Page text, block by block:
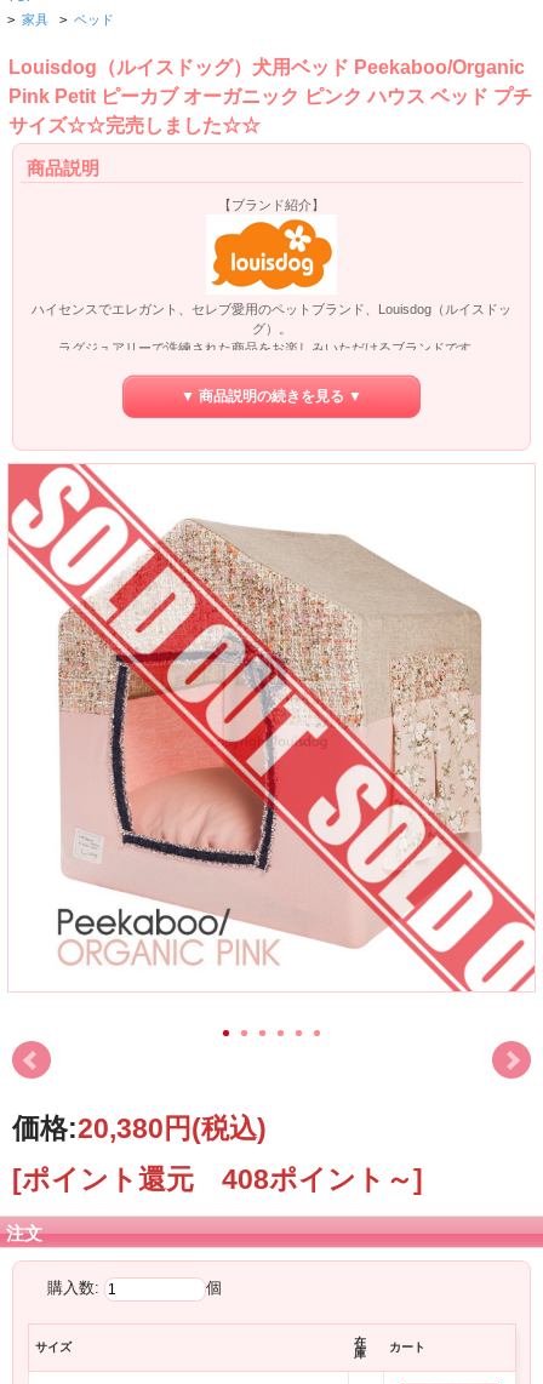
> 家具 > ベッド
Louisdog（ルイスドッグ）犬用ベッド Peekaboo/Organic
Pink Petit ピーカブ オーガニック ピンク ハウス ベッド プチ
サイズ☆☆完売しました☆☆
商品説明
【ブランド紹介】
ハイセンスでエレガント、セレブ愛用のペットブランド、Louisdog（ルイスドッ
グ）。
ラグジュアリーで洗練された商品をお楽しみいただけるブランドです。
ブランドの中でも高い支持を得ております。
※【Louisdog】の正式名はメーカー元によると英語読みのルイスドッグではなく
当店はLouisdogの正規販売店です。商品は全てメーカー元より正規に直輸入して
Louisdog（ルイスドッグ）による犬用ベッド、Peekaboo/Organic Pink Petit ピー
カブ オーガニック ピンク ハウス ベッド プチサイズ。
サイズはPetitサイズをご用意いたしました。
こちらの商品はハウスフレーム、フレームカバー、クッション、クッションカバ
ー、パッケージバッグにて構成されております。
Abby&AdelaにおけるLouisdogの商品は全てLouisdogより正規に直輸入してご提供
しておりますので、ご安心ください。
▼ 商品説明の続きを見る ▼
価格:20,380円(税込)
[ポイント還元 408ポイント～]
注文
購入数: 個
サイズ
在
庫
カート